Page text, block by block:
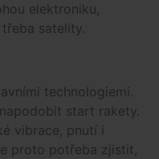
elektroniku,
satelity.
technologiemi.
start rakety.
vibrace, pnutí i
proto potřeba zjistit,